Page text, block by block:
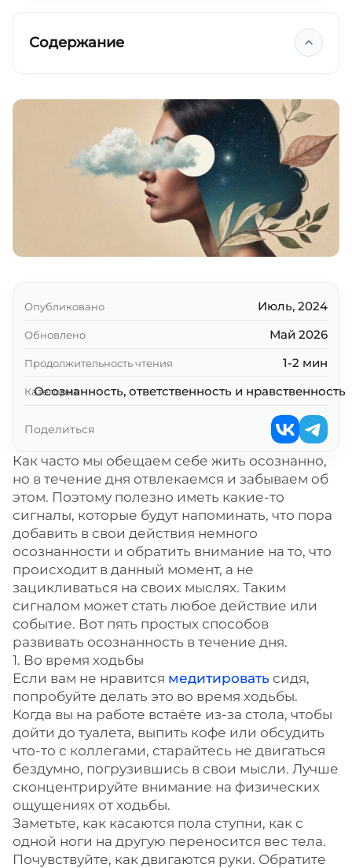
Содержание
Как часто мы обещаем себе жить осознанно,
но в течение дня отвлекаемся и забываем об
этом. Поэтому полезно иметь какие-то
сигналы, которые будут напоминать, что пора
добавить в свои действия немного
осознанности и обратить внимание на то, что
происходит в данный момент, а не
зацикливаться на своих мыслях. Таким
сигналом может стать любое действие или
событие. Вот пять простых способов
развивать осознанность в течение дня.
1. Во время ходьбы
Если вам не нравится медитировать сидя,
попробуйте делать это во время ходьбы.
Когда вы на работе встаёте из-за стола, чтобы
дойти до туалета, выпить кофе или обсудить
что-то с коллегами, старайтесь не двигаться
бездумно, погрузившись в свои мысли. Лучше
сконцентрируйте внимание на физических
ощущениях от ходьбы.
Заметьте, как касаются пола ступни, как с
одной ноги на другую переносится вес тела.
Почувствуйте, как двигаются руки. Обратите
Опубликовано Июль, 2024
Обновлено Май 2026
Продолжительность чтения 1-2 мин
Категория
Осознанность, ответственность и нравственность
Поделиться